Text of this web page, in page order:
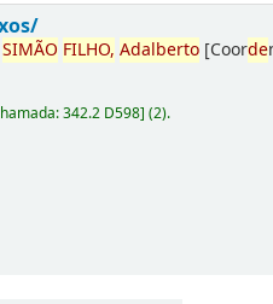
SIMÃO FILHO, Adalberto [Coorde
342.2 D598](2).